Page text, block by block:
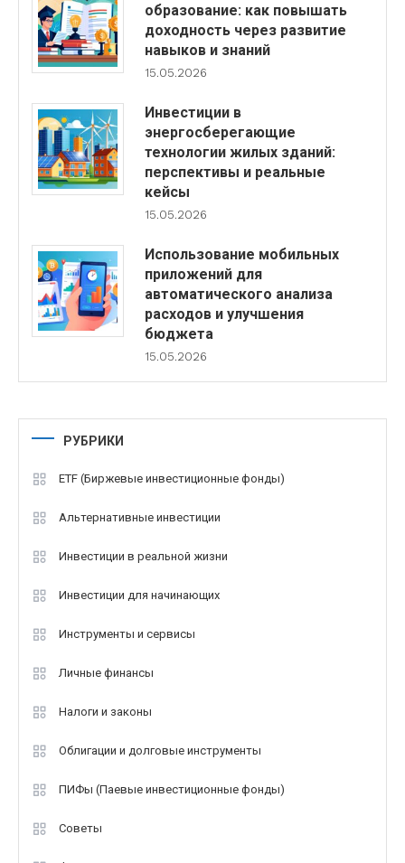
образование: как повышать
доходность через развитие
навыков и знаний
15.05.2026
Инвестиции в
энергосберегающие
технологии жилых зданий:
перспективы и реальные
кейсы
15.05.2026
Использование мобильных
приложений для
автоматического анализа
расходов и улучшения
бюджета
15.05.2026
РУБРИКИ
ETF (Биржевые инвестиционные фонды)
Альтернативные инвестиции
Инвестиции в реальной жизни
Инвестиции для начинающих
Инструменты и сервисы
Личные финансы
Налоги и законы
Облигации и долговые инструменты
ПИФы (Паевые инвестиционные фонды)
Советы